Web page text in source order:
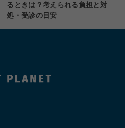
るときは？考えられる負担と対
処・受診の目安